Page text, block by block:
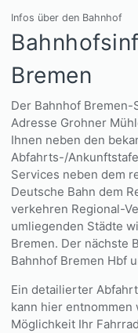
Infos über den Bahnhof
Bremen
Der Bahnhof
Adresse Grohner
Ihnen neben den
Abfahrts-/
Services neben dem
Deutsche Bahn dem
verkehren Regional-
umliegenden Städte
Bremen. Der nächste
Bahnhof Bremen Hbf
Ein detailierter
kann hier
Möglichkeit Ihr